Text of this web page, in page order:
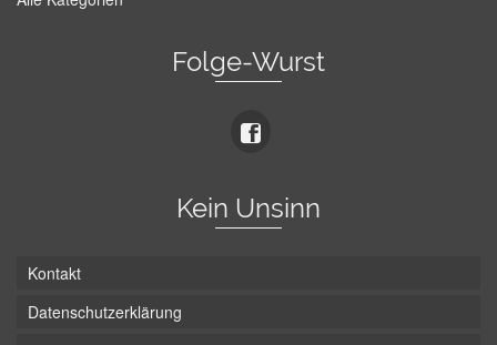
Folge-Wurst
Kein Unsinn
Kontakt
Datenschutzerklärung